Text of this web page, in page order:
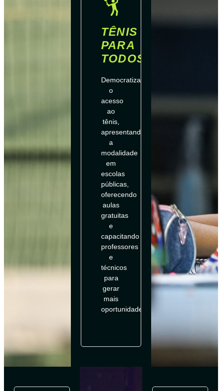
TÊNIS
PARA
TODOS
Democratizamos
o
acesso
ao
tênis,
apresentando
a
modalidade
em
escolas
públicas,
oferecendo
aulas
gratuitas
e
capacitando
professores
e
técnicos
para
gerar
mais
oportunidades